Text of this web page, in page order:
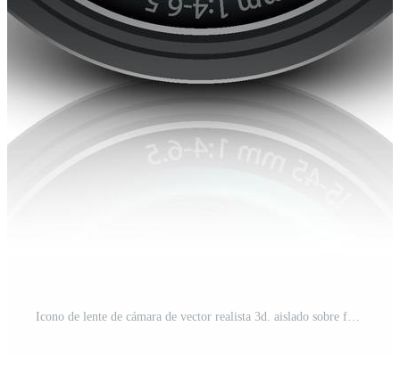
Icono de lente de cámara de vector realista 3d. aislado sobre fondo blanco. Vector Pro